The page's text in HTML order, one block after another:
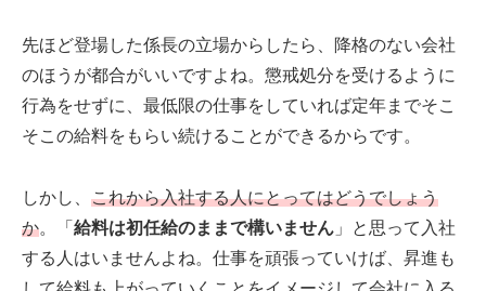
先ほど登場した係長の立場からしたら、降格のない会社
のほうが都合がいいですよね。懲戒処分を受けるように
行為をせずに、最低限の仕事をしていれば定年までそこ
そこの給料をもらい続けることができるからです。
しかし、 これから入社する人にとってはどうでしょう
か。「 給料は初任給のままで構いません 」と思って入社
する人はいませんよね。仕事を頑張っていけば、昇進も